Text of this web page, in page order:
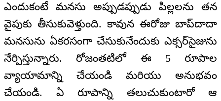
ఎందుకంటే మనసు అప్పుడప్పుడు పిల్లలను తన
వైపుకు తీసుకువెళ్తుంది. కావున ఈరోజు బాప్‌దాదా
మనసును ఏకరసంగా చేసుకునేందుకు ఎక్సర్‌సైజును
నేర్పిస్తున్నారు. రోజంతటిలో ఈ 5 రూపాల
వ్యాయామాన్ని చేయండి మరియు అనుభవం
చేయండి. ఏ రూపాన్ని తలుచుకుంటారో ఆ